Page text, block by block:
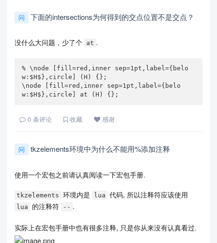
问 下面的intersections为何得到的交点位置不是交点？
没什么大问题，少了个 at .
% \node [fill=red,inner sep=1pt,label={belo
w:$H$},circle] (H) {};
\node [fill=red,inner sep=1pt,label={belo
w:$H$},circle] at (H) {};
0 条评论 收藏 感谢
问 tkzelements环境中为什么不能用%添加注释
使用一个宏包之前请认真阅读一下宏包手册.
tkzelements 环境内是 lua 代码, 所以注释符应该使用
lua 的注释符 -- .
实际上在宏包手册中也有很多注释, 只是你从来没有认真看过.